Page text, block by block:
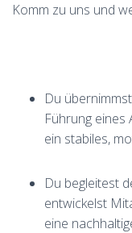
Komm zu uns und
Du
Führung
ein stabiles,
Du begleitest
entwickelst
eine